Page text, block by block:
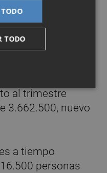
registrada en los
se concentró,
que perdió
un total de
el sector
de trabajo en
al trimestre
3.662.500, nuevo
a tiempo
personas
TODO